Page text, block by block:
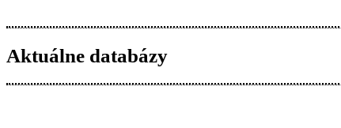
Aktuálne databázy